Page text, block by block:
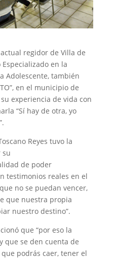
regidor de Villa de
en la
Adolescente, también
en el municipio de
experiencia de vida con
“Sí hay de otra, yo
Reyes tuvo la
su
de poder
testimonios reales en el
no se puedan vencer,
que nuestra propia
nuestro destino”.
que “por eso la
que se den cuenta de
podrás caer, tener el